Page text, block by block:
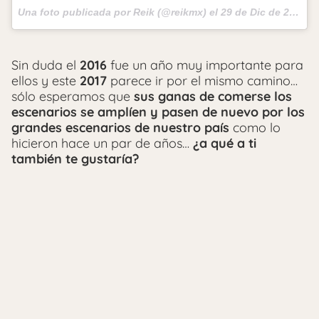
Una foto publicada por Reik (@reikmx) el 29 de Dic de 2016 a la(s) 2:10 PST
Sin duda el 2016 fue un año muy importante para
ellos y este 2017 parece ir por el mismo camino…
sólo esperamos que sus ganas de comerse los
escenarios se amplíen y pasen de nuevo por los
grandes escenarios de nuestro país como lo
hicieron hace un par de años… ¿a qué a ti
también te gustaría?